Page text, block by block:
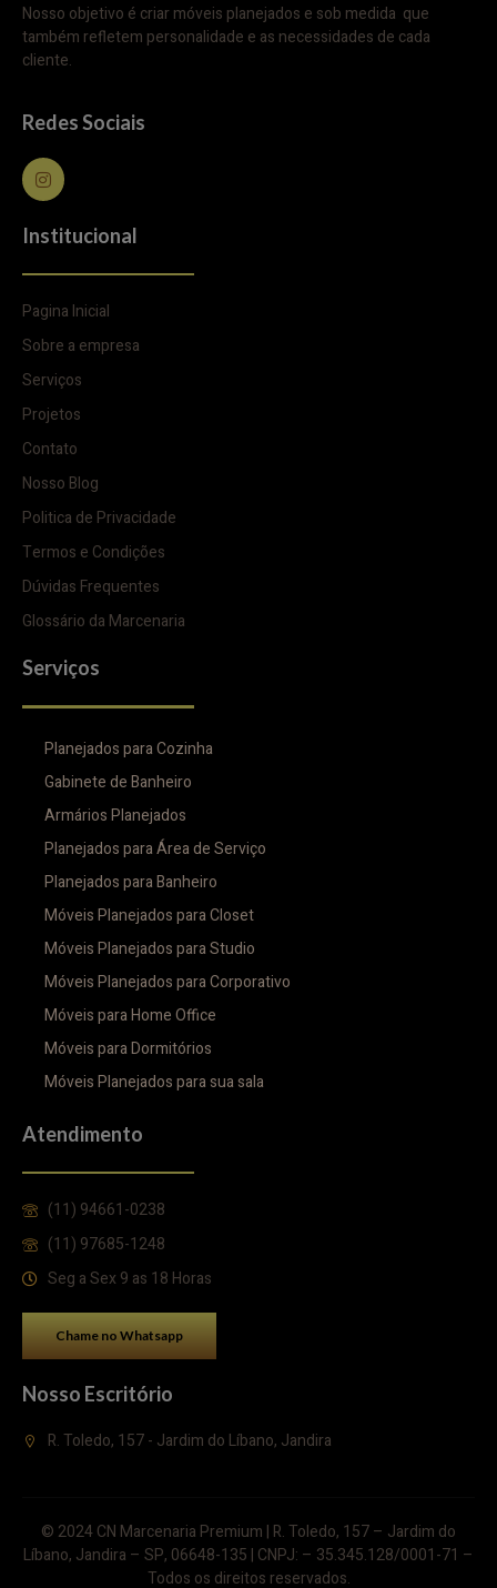
Nosso objetivo é criar móveis planejados e sob medida que
também refletem personalidade e as necessidades de cada
cliente.
Redes Sociais
Institucional
Pagina Inicial
Sobre a empresa
Serviços
Projetos
Contato
Nosso Blog
Politica de Privacidade
Termos e Condições
Dúvidas Frequentes
Glossário da Marcenaria
Serviços
Planejados para Cozinha
Gabinete de Banheiro
Armários Planejados
Planejados para Área de Serviço
Planejados para Banheiro
Móveis Planejados para Closet
Móveis Planejados para Studio
Móveis Planejados para Corporativo
Móveis para Home Office
Móveis para Dormitórios
Móveis Planejados para sua sala
Atendimento
(11) 94661-0238
(11) 97685-1248
Seg a Sex 9 as 18 Horas
Chame no Whatsapp
Nosso Escritório
R. Toledo, 157 - Jardim do Líbano, Jandira
© 2024 CN Marcenaria Premium | R. Toledo, 157 – Jardim do
Líbano, Jandira – SP, 06648-135 | CNPJ: – 35.345.128/0001-71 –
Todos os direitos reservados.